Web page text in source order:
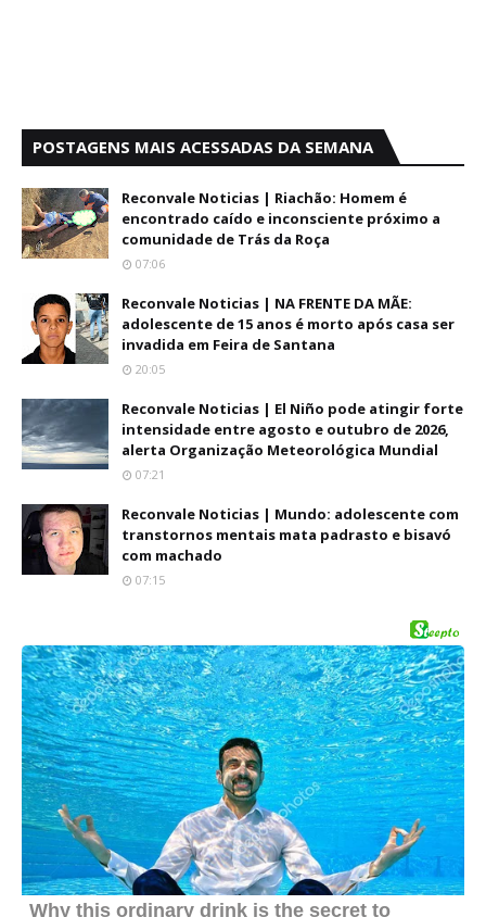
POSTAGENS MAIS ACESSADAS DA SEMANA
Reconvale Noticias | Riachão: Homem é
encontrado caído e inconsciente próximo a
comunidade de Trás da Roça
07:06
Reconvale Noticias | NA FRENTE DA MÃE:
adolescente de 15 anos é morto após casa ser
invadida em Feira de Santana
20:05
Reconvale Noticias | El Niño pode atingir forte
intensidade entre agosto e outubro de 2026,
alerta Organização Meteorológica Mundial
07:21
Reconvale Noticias | Mundo: adolescente com
transtornos mentais mata padrasto e bisavó
com machado
07:15